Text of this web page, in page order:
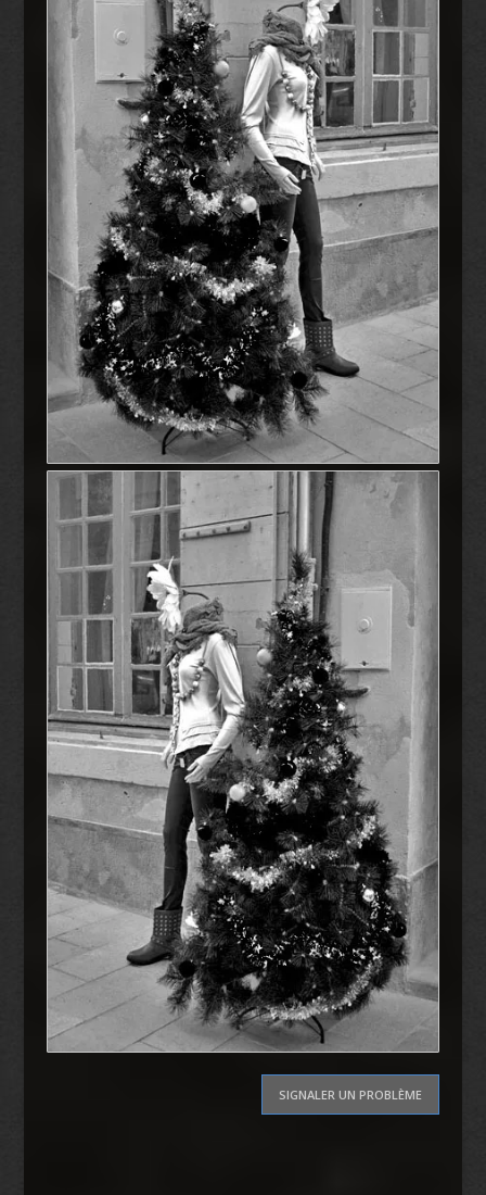
SIGNALER UN PROBLÈME